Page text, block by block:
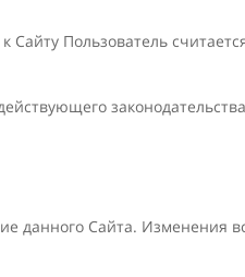
Сайту Пользователь
данного Сайта. Изменения